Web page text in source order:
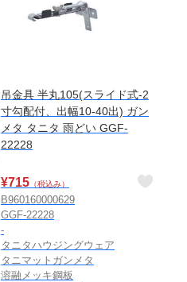
吊金具 半丸105(スライド式-2
寸勾配付、出幅10-40出) ガン
メタ タニタ 雨どい GGF-
22228
¥715 （税込み）
B960160000629
GGF-22228
-
タニタハウジングウェア
タニマットガンメタ
溶融メッキ鋼板